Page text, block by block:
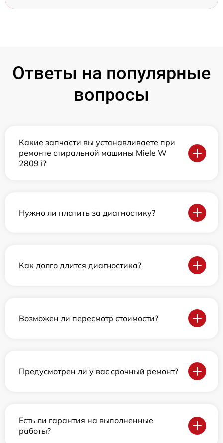
Ответы на популярные
вопросы
Какие запчасти вы устанавливаете при
ремонте стиральной машины Miele W
2809 i?
Нужно ли платить за диагностику?
Как долго длится диагностика?
Возможен ли пересмотр стоимости?
Предусмотрен ли у вас срочный ремонт?
Есть ли гарантия на выполненные
работы?